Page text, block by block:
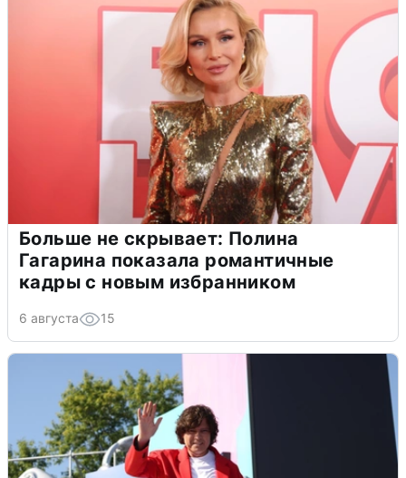
Больше не скрывает: Полина
Гагарина показала романтичные
кадры с новым избранником
6 августа 15